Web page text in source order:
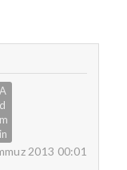
2013 00:01